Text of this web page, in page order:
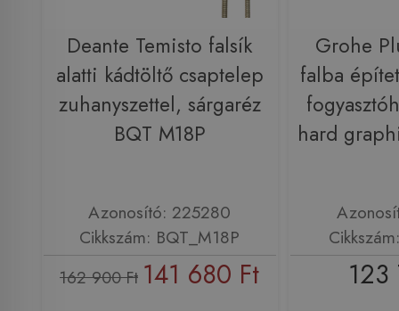
Deante Temisto falsík
alatti kádtöltő csaptelep
zuhanyszettel, sárgaréz
BQT M18P
Azonosító: 225280
Cikkszám: BQT_M18P
162 900 Ft 141 680 Ft
Grohe
falba
hard
123